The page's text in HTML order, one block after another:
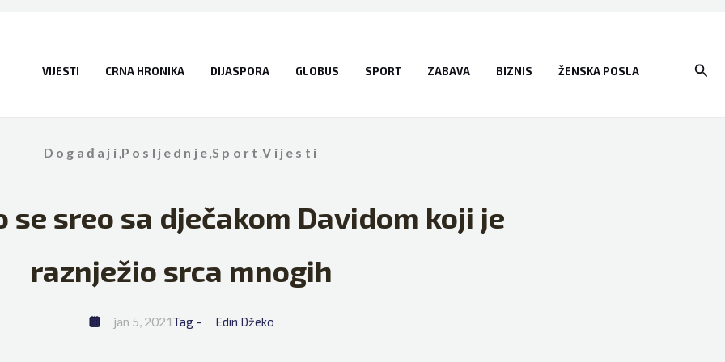
VIJESTI CRNA HRONIKA DIJASPORA GLOBUS SPORT ZABAVA BIZNIS ŽENSKA POSLA
Događaji,Posljednje,Sport,Vijesti
se sreo sa dječakom Davidom koji je
raznježio srca mnogih
jan 5, 2021Tag - Edin Džeko